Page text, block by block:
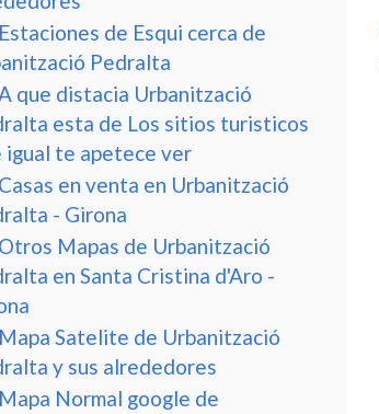
Estaciones de Esqui cerca de
Pedralta
que distacia Urbanització
esta de Los sitios turisticos
igual te apetece ver
Casas en venta en Urbanització
- Girona
Otros Mapas de Urbanització
en Santa Cristina d'Aro -
Mapa Satelite de Urbanització
y sus alrededores
Mapa Normal google de